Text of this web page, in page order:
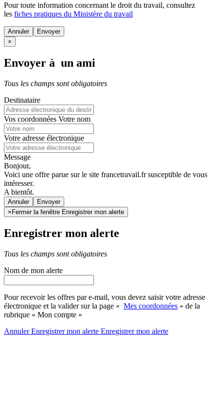
Pour toute information concernant le droit du travail, consultez
les fiches pratiques du Ministère du travail
Annuler
×
Envoyer à un ami
Tous les champs sont obligatoires
Destinataire
Vos coordonnées Votre nom
Votre adresse électronique
Message
Bonjour,
Voici une offre parue sur le site francetravail.fr susceptible de vous
intéresser.
A bientôt.
Annuler
× Fermer la fenêtre Enregistrer mon alerte
Enregistrer mon alerte
Tous les champs sont obligatoires
Nom de mon alerte
Pour recevoir les offres par e-mail, vous devez saisir votre adresse
électronique et la valider sur la page « Mes coordonnées » de la
rubrique « Mon compte »
AnnulerEnregistrer mon alerte Enregistrermon alerte